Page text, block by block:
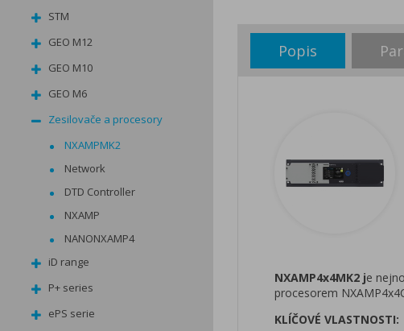
STM
GEO M12
GEO M10
GEO M6
Zesilovače a procesory
NXAMPMK2
Network
DTD Controller
NXAMP
NANONXAMP4
iD range
P+ series
ePS serie
Popis
NXAMP4x4MK2 je
procesorem
KLÍČOVÉ VLASTNOSTI: